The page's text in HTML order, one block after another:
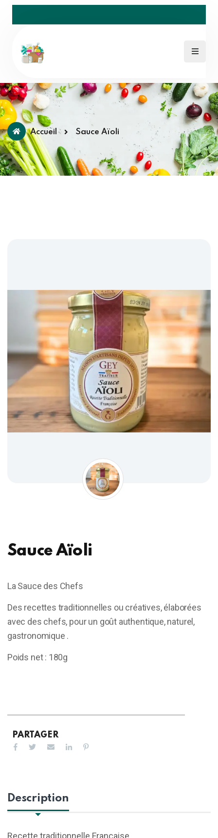
Accueil Sauce Aïoli
Sauce Aïoli
La Sauce des Chefs
Des recettes traditionnelles ou créatives, élaborées
avec des chefs, pour un goût authentique, naturel,
gastronomique .
Poids net : 180g
PARTAGER
Description
Recette traditionnelle Française